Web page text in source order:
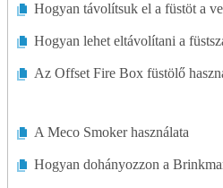
Hogyan távolítsuk el a füstöt a
Hogyan lehet eltávolítani a
Az Offset Fire Box füstölő
A Meco Smoker használata
Hogyan dohányozzon a